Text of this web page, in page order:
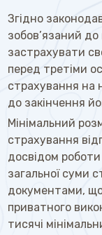
Згідно
зобов’язаний до
застрахувати
перед третіми
страхування на
до закінчення
Мінімальний
страхування
досвідом
загальної суми
документами,
приватного
тисячі